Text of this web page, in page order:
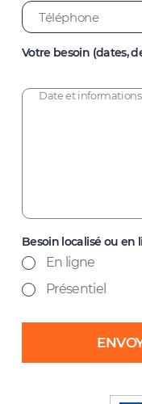
Votre besoin (dates,
Besoin localisé ou en
En ligne
Présentiel